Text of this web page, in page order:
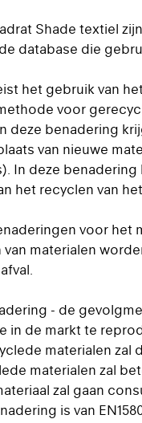
Shade textiel
de database die
het gebruik van
voor
deze benadering
van nieuwe
In deze
het recyclen van
voor het
van materialen
- de
in de markt te
materialen zal
materialen zal
zal gaan
is van